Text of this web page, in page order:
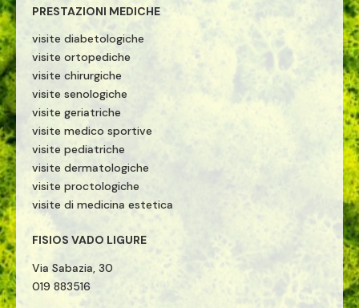
PRESTAZIONI MEDICHE
visite diabetologiche
visite ortopediche
visite chirurgiche
visite senologiche
visite geriatriche
visite medico sportive
visite pediatriche
visite dermatologiche
visite proctologiche
visite di medicina estetica
FISIOS VADO LIGURE
Via Sabazia, 30
019 883516